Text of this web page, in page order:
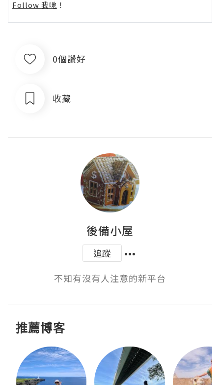
Follow 我哋 ！
0個讚好
收藏
後備小屋
追蹤
不知有沒有人注意的新平台
推薦博客